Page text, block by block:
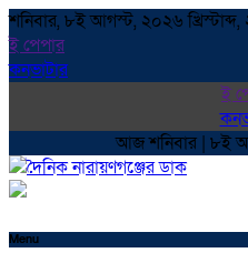
শনিবার, ৮ই আগস্ট, ২০২৬ খ্রিস্টাব্দ,
ই পেপার
কনভাটার
ই
আজ শনিবার | ৮ই
Menu